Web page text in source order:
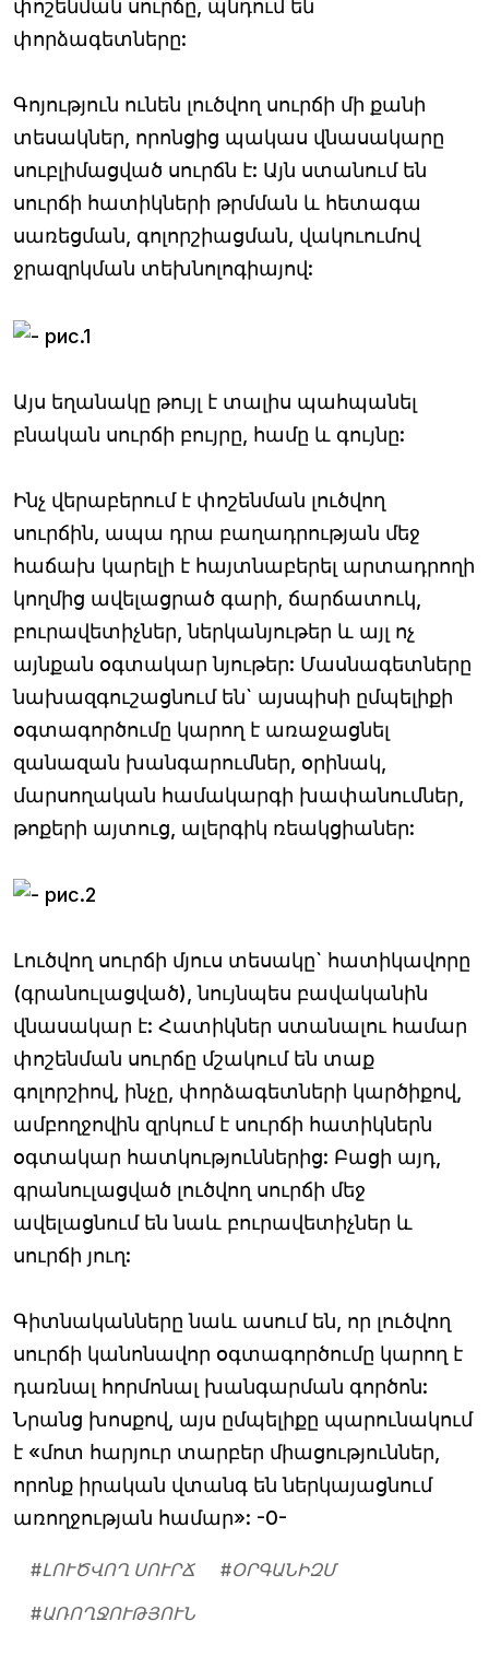
փոշենման սուրճը, պնդում են
փորձագետները:
Գոյություն ունեն լուծվող սուրճի մի քանի
տեսակներ, որոնցից պակաս վնասակարը
սուբլիմացված սուրճն է: Այն ստանում են
սուրճի հատիկների թրմման և հետագա
սառեցման, գոլորշիացման, վակուումով
ջրազրկման տեխնոլոգիայով:
Այս եղանակը թույլ է տալիս պահպանել
բնական սուրճի բույրը, համը և գույնը:
Ինչ վերաբերում է փոշենման լուծվող
սուրճին, ապա դրա բաղադրության մեջ
հաճախ կարելի է հայտնաբերել արտադրողի
կողմից ավելացրած գարի, ճարճատուկ,
բուրավետիչներ, ներկանյութեր և այլ ոչ
այնքան օգտակար նյութեր: Մասնագետները
նախազգուշացնում են` այսպիսի ըմպելիքի
օգտագործումը կարող է առաջացնել
զանազան խանգարումներ, օրինակ,
մարսողական համակարգի խափանումներ,
թոքերի այտուց, ալերգիկ ռեակցիաներ:
Լուծվող սուրճի մյուս տեսակը` հատիկավորը
(գրանուլացված), նույնպես բավականին
վնասակար է: Հատիկներ ստանալու համար
փոշենման սուրճը մշակում են տաք
գոլորշիով, ինչը, փորձագետների կարծիքով,
ամբողջովին զրկում է սուրճի հատիկներն
օգտակար հատկություններից: Բացի այդ,
գրանուլացված լուծվող սուրճի մեջ
ավելացնում են նաև բուրավետիչներ և
սուրճի յուղ:
Գիտնականները նաև ասում են, որ լուծվող
սուրճի կանոնավոր օգտագործումը կարող է
դառնալ հորմոնալ խանգարման գործոն:
Նրանց խոսքով, այս ըմպելիքը պարունակում
է «մոտ հարյուր տարբեր միացություններ,
որոնք իրական վտանգ են ներկայացնում
առողջության համար»: -0-
#ԼՈՒԾՎՈՂ ՍՈՒՐՃ #ՕՐԳԱՆԻԶՄ
#ԱՌՈՂՋՈՒԹՅՈՒՆ